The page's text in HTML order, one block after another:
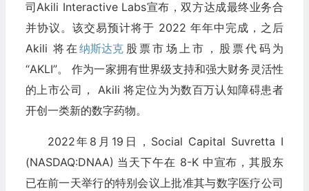
司Akili Interactive Labs宣布，双方达成最终业务合
并协议。该交易预计将于 2022 年年中完成，之后
Akili 将在纳斯达克 股票市场上市，股票代码为
“AKLI”。 作为一家拥有世界级支持和强大财务灵活性
的上市公司， Akili 将定位为为数百万认知障碍患者
开创一类新的数字药物。
2022年8月19日，Social Capital Suvretta I
(NASDAQ:DNAA) 当天下午在 8-K 中宣布，其股东
已在前一天举行的特别会议上批准其与数字医疗公司